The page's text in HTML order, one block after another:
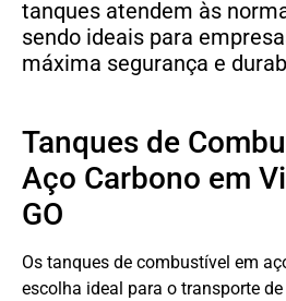
tanques atendem às
sendo ideais para
máxima segurança e
Tanques de
Aço Carbono em
GO
Os tanques de combustível em
escolha ideal para o transporte